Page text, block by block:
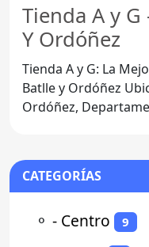
Tienda A y G
Y Ordóñez
Tienda A y G: La
Batlle y Ordóñez Ubicada en 34200 José Batlle y
Ordóñez,
CATEGORÍAS
⚬ - Centro 9